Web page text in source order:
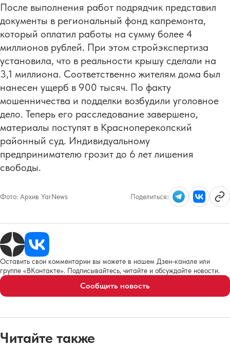
После выполнения работ подрядчик представил
документы в региональный фонд капремонта,
который оплатил работы на сумму более 4
миллионов рублей. При этом стройэкспертиза
установила, что в реальности крышу сделали на
3,1 миллиона. Соответственно жителям дома был
нанесен ущерб в 900 тысяч. По факту
мошенничества и подделки возбудили уголовное
дело. Теперь его расследование завершено,
материалы поступят в Красноперекопский
районный суд. Индивидуальному
предпринимателю грозит до 6 лет лишения
свободы.
Фото: Архив YarNews Поделиться:
Оставить свои комментарии вы можете в нашем Дзен-канале или
группе «ВКонтакте». Подписывайтесь, читайте и обсуждайте новости.
Сообщить новость
Читайте также